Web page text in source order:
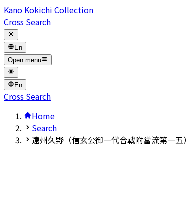
Kano Kokichi Collection
Cross Search
En
Open menu
En
Cross Search
Home
Search
遠州久野（信玄公御一代合戰附當流第一五）